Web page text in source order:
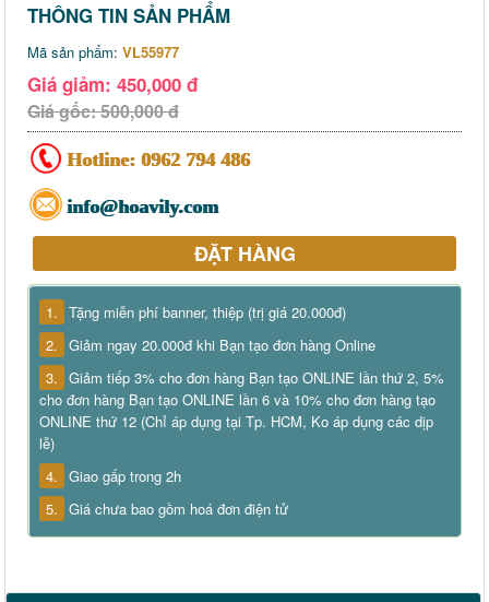
THÔNG TIN SẢN PHẨM
Mã sản phẩm: VL55977
Giá giảm: 450,000 đ
Giá gốc: 500,000 đ
Hotline: 0962 794 486
info@hoavily.com
ĐẶT HÀNG
1. Tặng miễn phí banner, thiệp (trị giá 20.000đ)
2. Giảm ngay 20.000đ khi Bạn tạo đơn hàng Online
3. Giảm tiếp 3% cho đơn hàng Bạn tạo ONLINE lần thứ 2, 5%
cho đơn hàng Bạn tạo ONLINE lần 6 và 10% cho đơn hàng tạo
ONLINE thứ 12 (Chỉ áp dụng tại Tp. HCM, Ko áp dụng các dịp
lễ)
4. Giao gấp trong 2h
5. Giá chưa bao gồm hoá đơn điện tử